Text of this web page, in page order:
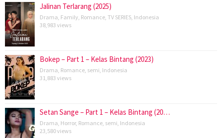
Jalinan Terlarang (2025)
Drama Family Romance TV SERIES Indonesia
38,983 views
Bokep – Part 1 – Kelas Bintang (2023)
Drama Romance semi Indonesia
31,883 views
Setan Sange – Part 1 – Kelas Bintang (20…
Drama Horror, Romance semi Indonesia
23,580 views